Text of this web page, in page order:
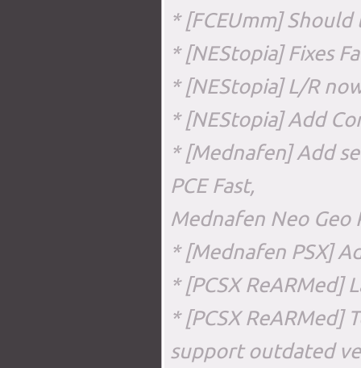
* [FCEUmm]
* [NEStopia] Fixes
* [NEStopia] L/R
* [NEStopia] Add
* [Mednafen] Add
PCE Fast,
Mednafen Neo Geo
* [Mednafen PSX]
* [PCSX
* [PCSX
support outdated